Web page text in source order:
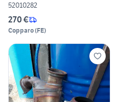
52010282
270 €
Copparo(FE)